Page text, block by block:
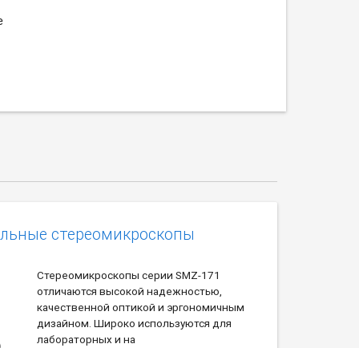
стереомикроскопы
Стереомикроскопы серии SMZ-171
отличаются высокой надежностью,
качественной оптикой и эргономичным
дизайном. Широко используются для
лабораторных и на